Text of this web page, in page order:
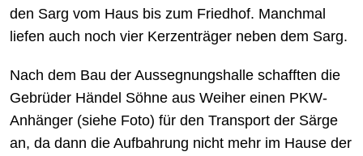
den Sarg vom Haus bis zum Friedhof. Manchmal
liefen auch noch vier Kerzenträger neben dem Sarg.
Nach dem Bau der Aussegnungshalle schafften die
Gebrüder Händel Söhne aus Weiher einen PKW-
Anhänger (siehe Foto) für den Transport der Särge
an, da dann die Aufbahrung nicht mehr im Hause der